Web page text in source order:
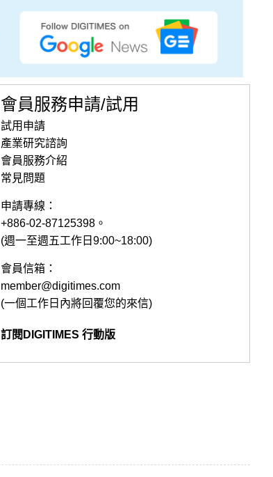
會員服務申請/試用
試用申請
產業研究諮詢
會員服務介紹
常見問題
申請專線：
+886-02-87125398。
(週一至週五工作日9:00~18:00)
會員信箱：
member@digitimes.com
(一個工作日內將回覆您的來信)
訂閱DIGITIMES 行動版